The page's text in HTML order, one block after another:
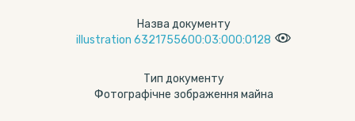
Назва документу
illustration 6321755600:03:000:0128
Тип документу
Фотографічне зображення майна